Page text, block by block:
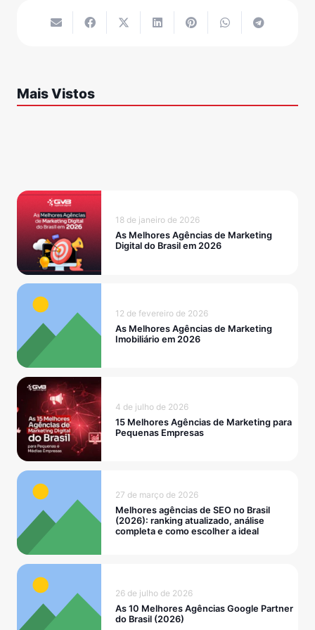
Mais Vistos
18 de janeiro de 2026
As Melhores Agências de Marketing
Digital do Brasil em 2026
12 de fevereiro de 2026
As Melhores Agências de Marketing
Imobiliário em 2026
4 de julho de 2026
15 Melhores Agências de Marketing para
Pequenas Empresas
27 de março de 2026
Melhores agências de SEO no Brasil
(2026): ranking atualizado, análise
completa e como escolher a ideal
26 de julho de 2026
As 10 Melhores Agências Google Partner
do Brasil (2026)